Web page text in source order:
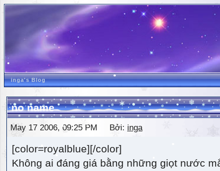
inga's Blog
no name
May 17 2006, 09:25 PM Bởi: inga
[color=royalblue][/color]
Không ai đáng giá bằng những giọt nước